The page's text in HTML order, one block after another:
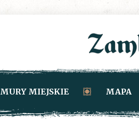
MURY MIEJSKIE MAPA